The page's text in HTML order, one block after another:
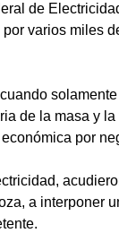
de
varios miles
de la masa y
por
a interponer